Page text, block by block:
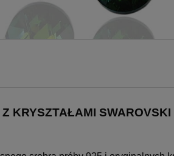
KRYSZTAŁAMI SWAROVSKI